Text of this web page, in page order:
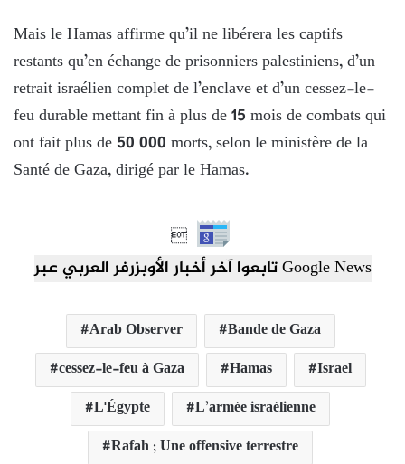
Mais le Hamas affirme qu’il ne libérera les captifs
restants qu’en échange de prisonniers palestiniens, d’un
retrait israélien complet de l’enclave et d’un cessez-le-
feu durable mettant fin à plus de 15 mois de combats qui
ont fait plus de 50 000 morts, selon le ministère de la
Santé de Gaza, dirigé par le Hamas.

تابعوا آخر أخبار الأوبزرفر العربي عبر Google News
Arab Observer
Bande de Gaza
cessez-le-feu à Gaza
Hamas
Israel
L'Égypte
L’armée israélienne
Rafah ; Une offensive terrestre